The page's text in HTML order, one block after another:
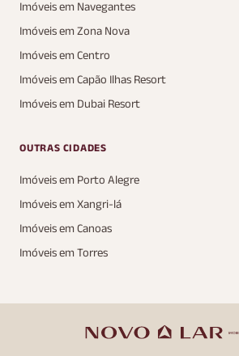
Imóveis em Navegantes
Imóveis em Zona Nova
Imóveis em Centro
Imóveis em Capão Ilhas Resort
Imóveis em Dubai Resort
OUTRAS CIDADES
Imóveis em Porto Alegre
Imóveis em Xangri-lá
Imóveis em Canoas
Imóveis em Torres